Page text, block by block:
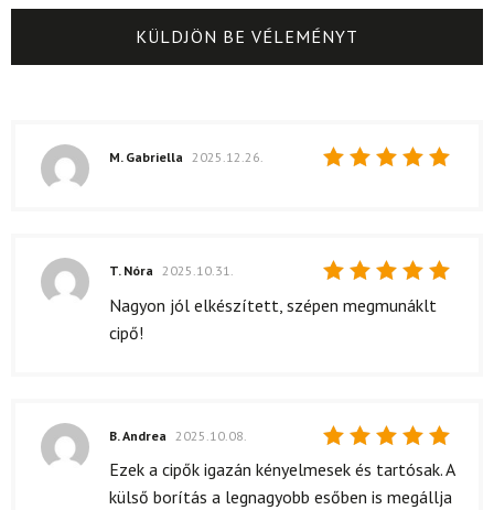
M. Gabriella 2025.12.26.
Értékelés:
/ 5
T. Nóra 2025.10.31.
Nagyon jól elkészített, szépen megmunáklt
cipő!
Értékelés:
B. Andrea 2025.10.08.
Ezek a cipők igazán kényelmesek és tartósak. A
külső borítás a legnagyobb esőben is megállja